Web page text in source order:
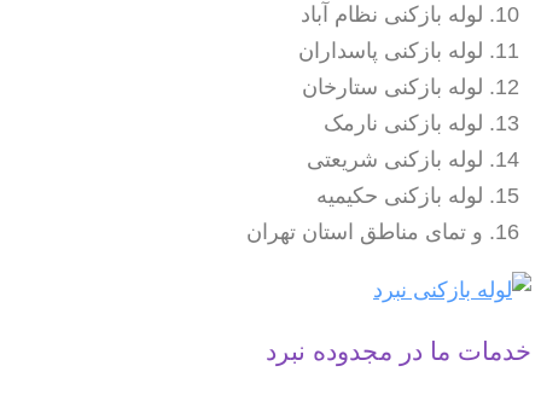
لوله بازکنی نظام آباد
لوله بازکنی پاسداران
لوله بازکنی ستارخان
لوله بازکنی نارمک
لوله بازکنی شریعتی
لوله بازکنی حکیمیه
و تمای مناطق استان تهران
خدمات ما در مجدوده نبرد